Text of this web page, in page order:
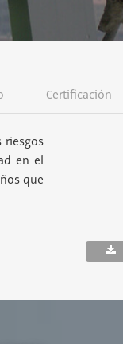
Certificación
riesgos
en el
que